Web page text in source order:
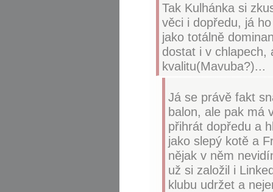
Tak Kulhánka si
věci i dopředu, já
jako totálně
dostat i v chlapech,
kvalitu(Mavuba?)...
Já se právě fakt
balon, ale pak má
přihrát dopředu a
jako slepý kotě a
nějak v něm
už si založil i
klubu udržet a